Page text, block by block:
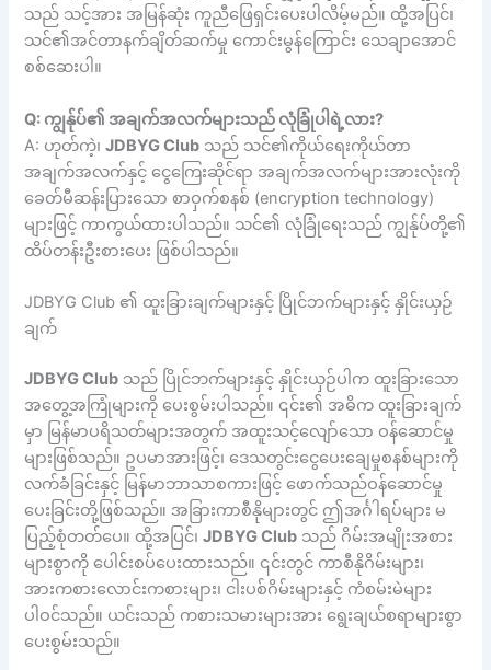
သည် သင့်အား အမြန်ဆုံး ကူညီဖြေရှင်းပေးပါလိမ့်မည်။ ထို့အပြင်၊
သင်၏အင်တာနက်ချိတ်ဆက်မှု ကောင်းမွန်ကြောင်း သေချာအောင်
စစ်ဆေးပါ။
Q: ကျွန်ုပ်၏ အချက်အလက်များသည် လုံခြုံပါရဲ့လား?
A: ဟုတ်ကဲ့၊JDBYG Club သည် သင်၏ကိုယ်ရေးကိုယ်တာ
အချက်အလက်နှင့် ငွေကြေးဆိုင်ရာ အချက်အလက်များအားလုံးကို
ခေတ်မီဆန်းပြားသော စာဝှက်စနစ် (encryption technology)
များဖြင့် ကာကွယ်ထားပါသည်။ သင်၏ လုံခြုံရေးသည် ကျွန်ုပ်တို့၏
ထိပ်တန်းဦးစားပေး ဖြစ်ပါသည်။
JDBYG Club ၏ ထူးခြားချက်များနှင့် ပြိုင်ဘက်များနှင့် နှိုင်းယှဉ်
ချက်
JDBYG Club သည် ပြိုင်ဘက်များနှင့် နှိုင်းယှဉ်ပါက ထူးခြားသော
အတွေ့အကြုံများကို ပေးစွမ်းပါသည်။ ၎င်း၏ အဓိက ထူးခြားချက်
မှာ မြန်မာပရိသတ်များအတွက် အထူးသင့်လျော်သော ဝန်ဆောင်မှု
များဖြစ်သည်။ ဥပမာအားဖြင့်၊ ဒေသတွင်းငွေပေးချေမှုစနစ်များကို
လက်ခံခြင်းနှင့် မြန်မာဘာသာစကားဖြင့် ဖောက်သည်ဝန်ဆောင်မှု
ပေးခြင်းတို့ဖြစ်သည်။ အခြားကာစီနိုများတွင် ဤအင်္ဂါရပ်များ မ
ပြည့်စုံတတ်ပေ။ ထို့အပြင်၊JDBYG Club သည် ဂိမ်းအမျိုးအစား
များစွာကို ပေါင်းစပ်ပေးထားသည်။ ၎င်းတွင် ကာစီနိုဂိမ်းများ၊
အားကစားလောင်းကစားများ၊ ငါးပစ်ဂိမ်းများနှင့် ကံစမ်းမဲများ
ပါဝင်သည်။ ယင်းသည် ကစားသမားများအား ရွေးချယ်စရာများစွာ
ပေးစွမ်းသည်။